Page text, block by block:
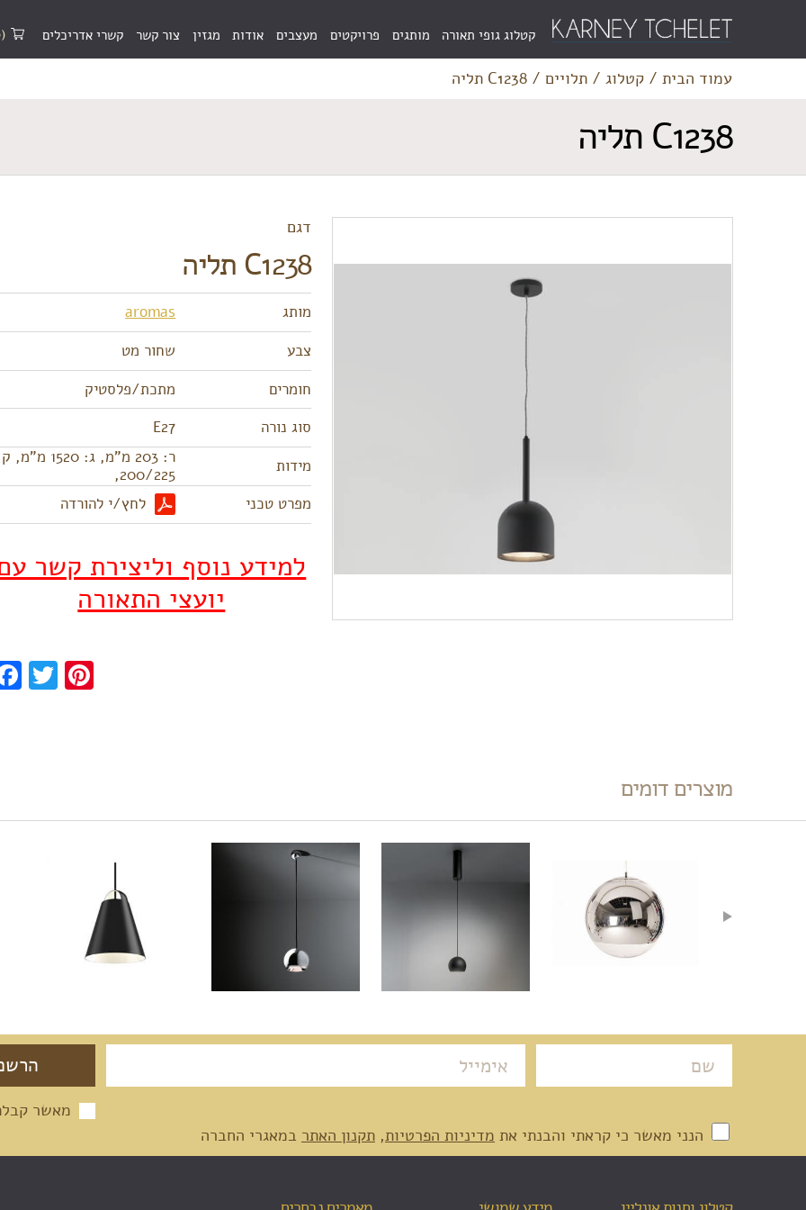
(0)
Menu
Bar
קטלוג גופי תאורה מותגים פרויקטים מעצבים אודות מגזין צור קשר קשרי אדריכלים
עמוד הבית / קטלוג / תלויים / C1238 תליה
C1238 תליה
דגם
C1238 תליה
מותג
aromas
צבע
שחור מט
חומרים
מתכת/פלסטיק
סוג נורה
E27
מידות
ר: 203 מ"מ, ג: 1520
200/225,
מפרט טכני
לחץ/י להורדה
למידע נוסף וליצירת קשר
יועצי התאורה
TwitterPinterest
מוצרים דומים
מאשר
הנני מאשר כי קראתי והבנתי את מדיניות הפרטיות, תקנון האתר במאגרי החברה